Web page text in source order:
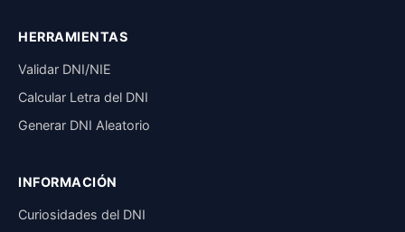
HERRAMIENTAS
Validar DNI/NIE
Calcular Letra del DNI
Generar DNI Aleatorio
INFORMACIÓN
Curiosidades del DNI